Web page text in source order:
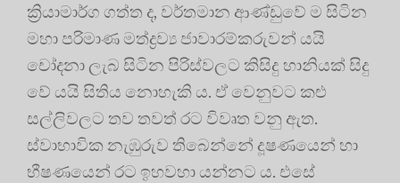
ක්‍රියාමාර්ග ගත්ත ද, වර්තමාන ආණ්ඩුවේ ම සිටින
මහා පරිමාණ මත්ද්‍රව්‍ය ජාවාරම්කරුවන් යයි
චෝදනා ලැබ සිටින පිරිස්වලට කිසිදු හානියක් සිදු
වේ යයි සිතිය නොහැකි ය. ඒ වෙනුවට කළු
සල්ලිවලට තව තවත් රට විවෘත වනු ඇත.
ස්වාභාවික නැඹුරුව තිබෙන්නේ දූෂණයෙන් හා
භීෂණයෙන් රට ඉහවහා යන්නට ය. එසේ